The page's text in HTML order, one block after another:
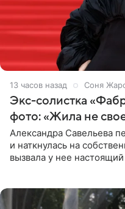
13 часов назад Соня
Экс-солистка
фото: «Жила не
Александра Савельева
и наткнулась на
вызвала у нее